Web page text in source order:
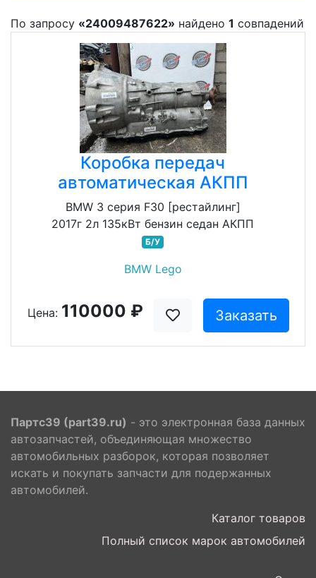
По запросу «24009487622» найдено 1 совпадений
Коробка передач
автоматическая АКПП
BMW 3 серия F30 [рестайлинг]
2017г 2л 135кВт бензин седан АКПП
Б/У
BMW Lego
Цена: 110000 ₽ Заказать
Партс39 (part39.ru) - это электронная база данных
автозапчастей, объединяющая множество
автомобильных разборок, которая позволяет
искать и покупать запчасти для подержанных
автомобилей.
Каталог товаров
Полный список марок автомобилей